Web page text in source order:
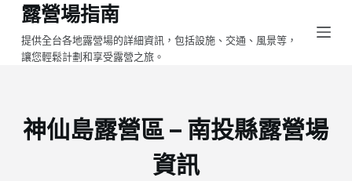
跳
至
主
容
露營場指南
提供全台各地露營場的詳細資訊，包括設施、交通、風景等，
讓您輕鬆計劃和享受露營之旅。
神仙島露營區 – 南投縣露營場
資訊